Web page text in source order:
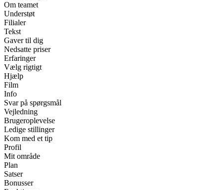
Om teamet
Understøt
Filialer
Tekst
Gaver til dig
Nedsatte priser
Erfaringer
Vælg rigtigt
Hjælp
Film
Info
Svar på spørgsmål
Vejledning
Brugeroplevelse
Ledige stillinger
Kom med et tip
Profil
Mit område
Plan
Satser
Bonusser